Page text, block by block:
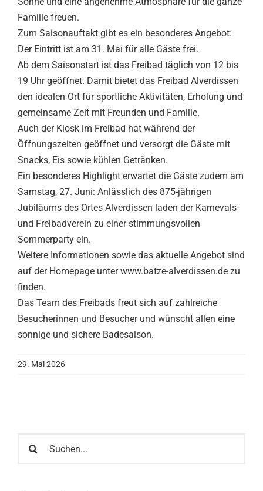
Familie freuen.
Zum Saisonauftakt gibt es ein besonderes Angebot:
Der Eintritt ist am 31. Mai für alle Gäste frei.
Ab dem Saisonstart ist das Freibad täglich von 12 bis
19 Uhr geöffnet. Damit bietet das Freibad Alverdissen
den idealen Ort für sportliche Aktivitäten, Erholung und
gemeinsame Zeit mit Freunden und Familie.
Auch der Kiosk im Freibad hat während der
Öffnungszeiten geöffnet und versorgt die Gäste mit
Snacks, Eis sowie kühlen Getränken.
Ein besonderes Highlight erwartet die Gäste zudem am
Samstag, 27. Juni: Anlässlich des 875-jährigen
Jubiläums des Ortes Alverdissen laden der Karnevals-
und Freibadverein zu einer stimmungsvollen
Sommerparty ein.
Weitere Informationen sowie das aktuelle Angebot sind
auf der Homepage unter www.batze-alverdissen.de zu
finden.
Das Team des Freibads freut sich auf zahlreiche
Besucherinnen und Besucher und wünscht allen eine
sonnige und sichere Badesaison.
29. Mai 2026
nach: